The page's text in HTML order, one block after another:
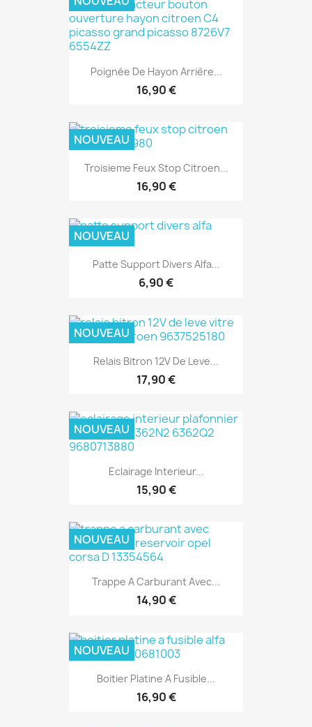
Poignée De Hayon Arrière...
16,90 €
Troisieme Feux Stop Citroen...
16,90 €
NOUVEAU
Patte Support Divers Alfa...
6,90 €
NOUVEAU
Relais Bitron 12V De Leve...
17,90 €
NOUVEAU
Eclairage Interieur...
15,90 €
NOUVEAU
Trappe A Carburant Avec...
14,90 €
NOUVEAU
Boitier Platine A Fusible...
16,90 €
NOUVEAU